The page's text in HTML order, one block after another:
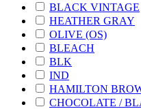
BLACK VINTAGE
HEATHER GRAY
OLIVE (OS)
BLEACH
BLK
IND
HAMILTON
CHOCOLATE /